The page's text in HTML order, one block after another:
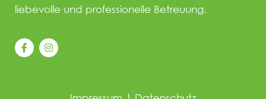
liebevolle und professionelle Betreuung.